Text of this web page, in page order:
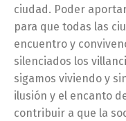
ciudad. Poder
para que todas las
encuentro y
silenciados los
sigamos viviendo y
ilusión y el encanto
contribuir a que la